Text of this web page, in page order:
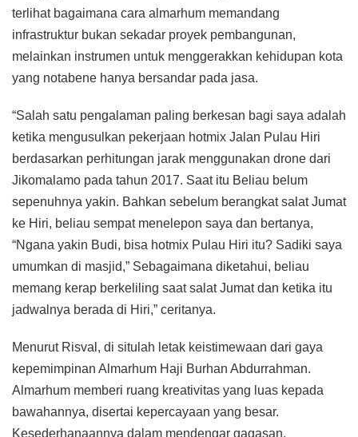
terlihat bagaimana cara almarhum memandang
infrastruktur bukan sekadar proyek pembangunan,
melainkan instrumen untuk menggerakkan kehidupan kota
yang notabene hanya bersandar pada jasa.
“Salah satu pengalaman paling berkesan bagi saya adalah
ketika mengusulkan pekerjaan hotmix Jalan Pulau Hiri
berdasarkan perhitungan jarak menggunakan drone dari
Jikomalamo pada tahun 2017. Saat itu Beliau belum
sepenuhnya yakin. Bahkan sebelum berangkat salat Jumat
ke Hiri, beliau sempat menelepon saya dan bertanya,
“Ngana yakin Budi, bisa hotmix Pulau Hiri itu? Sadiki saya
umumkan di masjid,” Sebagaimana diketahui, beliau
memang kerap berkeliling saat salat Jumat dan ketika itu
jadwalnya berada di Hiri,” ceritanya.
Menurut Risval, di situlah letak keistimewaan dari gaya
kepemimpinan Almarhum Haji Burhan Abdurrahman.
Almarhum memberi ruang kreativitas yang luas kepada
bawahannya, disertai kepercayaan yang besar.
Kesederhanaannya dalam mendengar gagasan,